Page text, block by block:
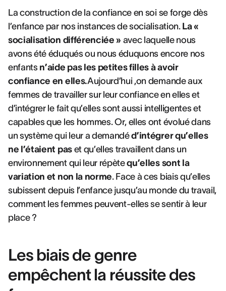
La construction de la confiance en soi se forge dès
l’enfance par nos instances de socialisation. La «
socialisation différenciée » avec laquelle nous
avons été éduqués ou nous éduquons encore nos
enfants n’aide pas les petites filles à avoir
confiance en elles.Aujourd’hui ,on demande aux
femmes de travailler sur leur confiance en elles et
d’intégrer le fait qu’elles sont aussi intelligentes et
capables que les hommes. Or, elles ont évolué dans
un système qui leur a demandéd’intégrer qu’elles
ne l’étaient paset qu’elles travaillent dans un
environnement qui leur répètequ’elles sont la
variation et non la norme. Face à ces biais qu’elles
subissent depuis l’enfance jusqu’au monde du travail,
comment les femmes peuvent-elles se sentir à leur
place ?
Les biais de genre
empêchent la réussite des